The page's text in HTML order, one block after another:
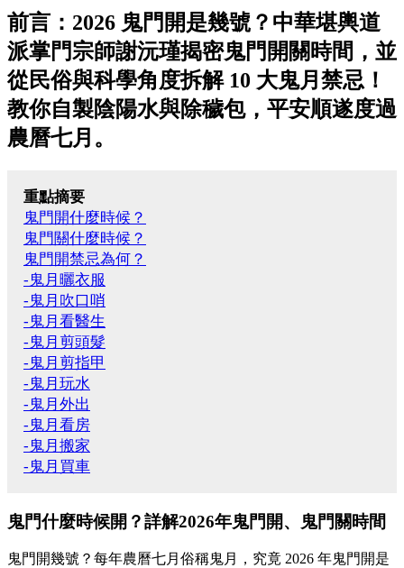
前言：2026 鬼門開是幾號？中華堪輿道
派掌門宗師謝沅瑾揭密鬼門開關時間，並
從民俗與科學角度拆解 10 大鬼月禁忌！
教你自製陰陽水與除穢包，平安順遂度過
農曆七月。
重點摘要
鬼門開什麼時候？
鬼門關什麼時候？
鬼門開禁忌為何？
-鬼月曬衣服
-鬼月吹口哨
-鬼月看醫生
-鬼月剪頭髮
-鬼月剪指甲
-鬼月玩水
-鬼月外出
-鬼月看房
-鬼月搬家
-鬼月買車
鬼門什麼時候開？詳解2026年鬼門開、鬼門關時間
鬼門開幾號？每年農曆七月俗稱鬼月，究竟 2026 年鬼門開是